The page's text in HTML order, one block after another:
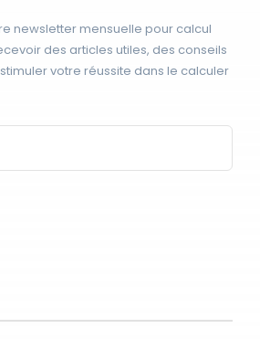
newsletter mensuelle pour calcul
des articles utiles, des conseils
votre réussite dans le calculer